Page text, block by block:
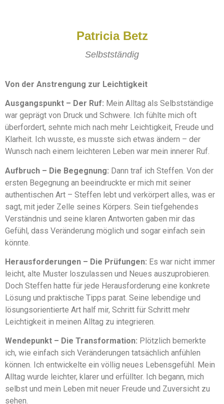
Patricia Betz
Selbstständig
Von der Anstrengung zur Leichtigkeit
Ausgangspunkt – Der Ruf: Mein Alltag als Selbstständige
war geprägt von Druck und Schwere. Ich fühlte mich oft
überfordert, sehnte mich nach mehr Leichtigkeit, Freude und
Klarheit. Ich wusste, es musste sich etwas ändern – der
Wunsch nach einem leichteren Leben war mein innerer Ruf.
Aufbruch – Die Begegnung: Dann traf ich Steffen. Von der
ersten Begegnung an beeindruckte er mich mit seiner
authentischen Art – Steffen lebt und verkörpert alles, was er
sagt, mit jeder Zelle seines Körpers. Sein tiefgehendes
Verständnis und seine klaren Antworten gaben mir das
Gefühl, dass Veränderung möglich und sogar einfach sein
könnte.
Herausforderungen – Die Prüfungen: Es war nicht immer
leicht, alte Muster loszulassen und Neues auszuprobieren.
Doch Steffen hatte für jede Herausforderung eine konkrete
Lösung und praktische Tipps parat. Seine lebendige und
lösungsorientierte Art half mir, Schritt für Schritt mehr
Leichtigkeit in meinen Alltag zu integrieren.
Wendepunkt – Die Transformation: Plötzlich bemerkte
ich, wie einfach sich Veränderungen tatsächlich anfühlen
können. Ich entwickelte ein völlig neues Lebensgefühl. Mein
Alltag wurde leichter, klarer und erfüllter. Ich begann, mich
selbst und mein Leben mit neuer Freude und Zuversicht zu
sehen.